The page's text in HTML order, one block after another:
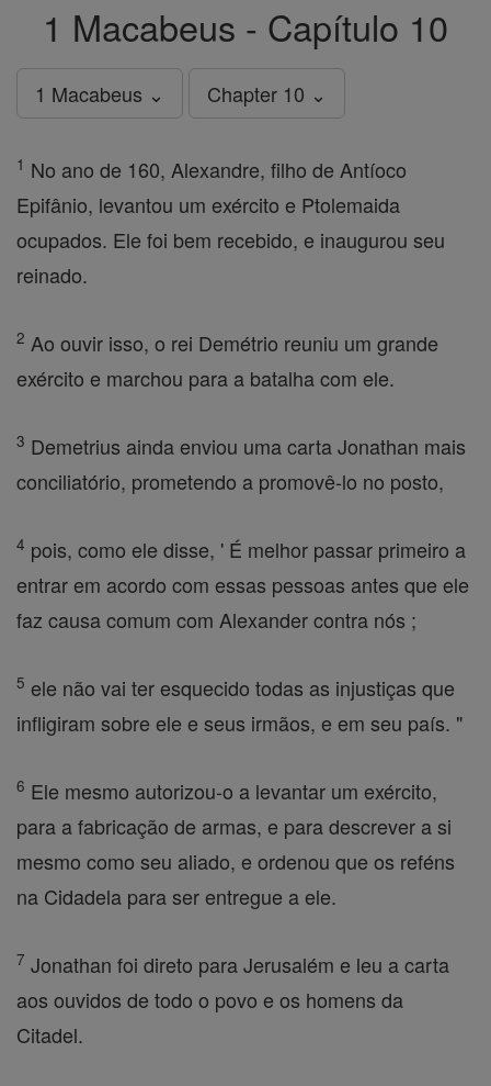
1 Macabeus - Capítulo 10
1 Macabeus ⌄ Chapter 10 ⌄
1 No ano de 160, Alexandre, filho de Antíoco
Epifânio, levantou um exército e Ptolemaida
ocupados. Ele foi bem recebido, e inaugurou seu
reinado.
2 Ao ouvir isso, o rei Demétrio reuniu um grande
exército e marchou para a batalha com ele.
3 Demetrius ainda enviou uma carta Jonathan mais
conciliatório, prometendo a promovê-lo no posto,
4 pois, como ele disse, ' É melhor passar primeiro a
entrar em acordo com essas pessoas antes que ele
faz causa comum com Alexander contra nós ;
5 ele não vai ter esquecido todas as injustiças que
infligiram sobre ele e seus irmãos, e em seu país. "
6 Ele mesmo autorizou-o a levantar um exército,
para a fabricação de armas, e para descrever a si
mesmo como seu aliado, e ordenou que os reféns
na Cidadela para ser entregue a ele.
7 Jonathan foi direto para Jerusalém e leu a carta
aos ouvidos de todo o povo e os homens da
Citadel.